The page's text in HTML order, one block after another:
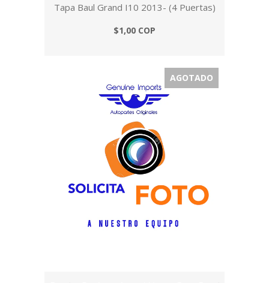
Tapa Baul Grand I10 2013- (4 Puertas)
$1,00 COP
AGOTADO